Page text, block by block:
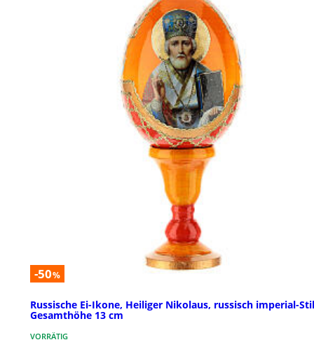
-50%
Russische Ei-Ikone, Heiliger Nikolaus, russisch imperial-
Gesamthöhe 13 cm
VORRÄTIG